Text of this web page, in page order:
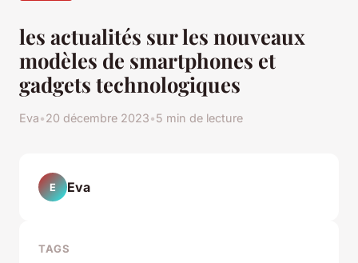
les actualités sur les nouveaux
modèles de smartphones et
gadgets technologiques
Eva•20 décembre 2023•5 min de lecture
E Eva
TAGS